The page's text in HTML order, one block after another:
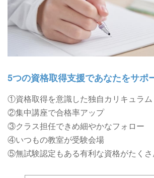
5つの資格取得支援であなたをサポ
①資格取得を意識した独自カリキュラム
②集中講座で合格率アップ
③クラス担任できめ細やかなフォロー
④いつもの教室が受験会場
⑤無試験認定もある有利な資格がたくさ